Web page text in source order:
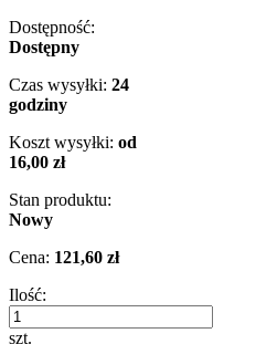
Dostępność:
Dostępny
Czas wysyłki: 24
godziny
Koszt wysyłki: od
16,00 zł
Stan produktu:
Nowy
Cena: 121,60 zł
Ilość:
szt.